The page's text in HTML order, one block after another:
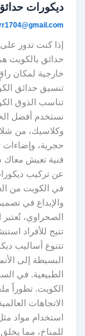
ديكورات
إذا كنت تدور
حدائق بالكويت
خارجية لمكان
تنسيق حدائق
تناسب الذوق
نستخدم أفضل
وكلاسيك، من
حجرية،
عن تركيب
في الكويت من
والإبداع في
الصحراوي،
تتيح للأفراد
تتنوع أساليب
البسيطة إلى
الطبيعية. في
الكويت. تطوراً
الاتجاهات
استخدام مواد
للمناخ، مما يخلق